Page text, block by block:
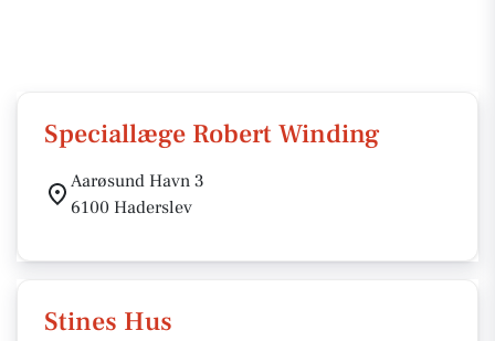
Speciallæge Robert Winding
Aarøsund Havn 3
6100 Haderslev
Stines Hus